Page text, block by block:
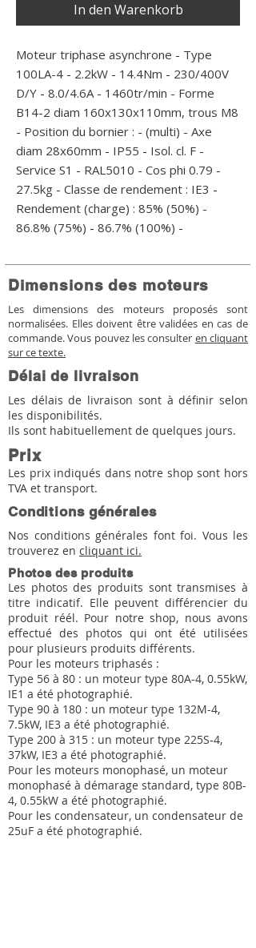
In den Warenkorb
Moteur triphase asynchrone - Type
100LA-4 - 2.2kW - 14.4Nm - 230/400V
D/Y - 8.0/4.6A - 1460tr/min - Forme
B14-2 diam 160x130x110mm, trous M8
- Position du bornier : - (multi) - Axe
diam 28x60mm - IP55 - Isol. cl. F -
Service S1 - RAL5010 - Cos phi 0.79 -
27.5kg - Classe de rendement : IE3 -
Rendement (charge) : 85% (50%) -
86.8% (75%) - 86.7% (100%) -
Dimensions des moteurs
Les dimensions des moteurs proposés sont
normalisées. Elles doivent être validées en cas de
commande. Vous pouvez les consulter en cliquant
sur ce texte.
Délai de livraison
Les délais de livraison sont à définir selon
les disponibilités.
Ils sont habituellement de quelques jours.
Prix
Les prix indiqués dans notre shop sont hors
TVA et transport.
Conditions générales
Nos conditions générales font foi. Vous les
trouverez en cliquant ici.
Photos des produits
Les photos des produits sont transmises à
titre indicatif. Elle peuvent différencier du
produit réél. Pour notre shop, nous avons
effectué des photos qui ont été utilisées
pour plusieurs produits différents.
Pour les moteurs triphasés :
Type 56 à 80 : un moteur type 80A-4, 0.55kW,
IE1 a été photographié.
Type 90 à 180 : un moteur type 132M-4,
7.5kW, IE3 a été photographié.
Type 200 à 315 : un moteur type 225S-4,
37kW, IE3 a été photographié.
Pour les moteurs monophasé, un moteur
monophasé à démarage standard, type 80B-
4, 0.55kW a été photographié.
Pour les condensateur, un condensateur de
25uF a été photographié.